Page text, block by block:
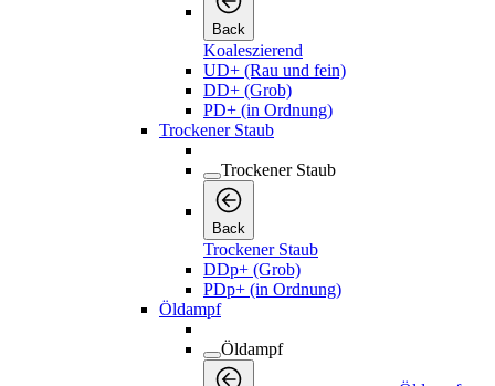
Back
Koaleszierend
UD+ (Rau und fein)
DD+ (Grob)
PD+ (in Ordnung)
Trockener Staub
Trockener Staub
Back
Trockener Staub
DDp+ (Grob)
PDp+ (in Ordnung)
Öldampf
Öldampf